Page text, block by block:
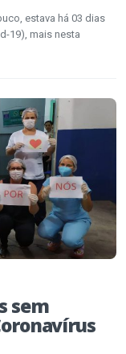
estava há 03 dias
19), mais nesta
sem